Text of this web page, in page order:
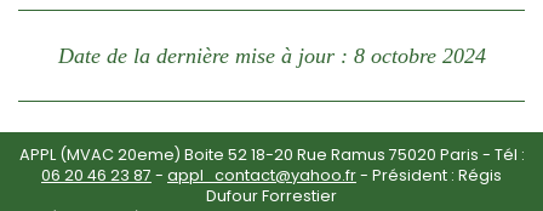
Date de la dernière mise à jour : 8 octobre 2024
APPL (MVAC 20eme) Boite 52 18-20 Rue Ramus 75020 Paris - Tél :
06 20 46 23 87 - appl_contact@yahoo.fr- Président : Régis
Dufour Forrestier